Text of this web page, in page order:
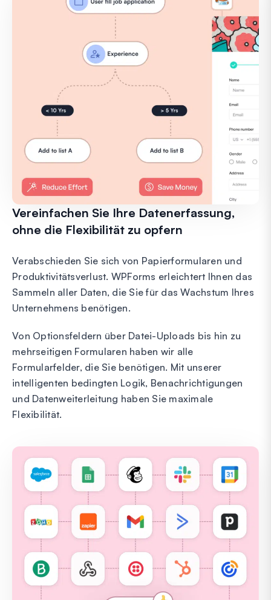
Vereinfachen Sie Ihre Datenerfassung,
ohne die Flexibilität zu opfern
Verabschieden Sie sich von Papierformularen und
Produktivitätsverlust. WPForms erleichtert Ihnen das
Sammeln aller Daten, die Sie für das Wachstum Ihres
Unternehmens benötigen.
Von Optionsfeldern über Datei-Uploads bis hin zu
mehrseitigen Formularen haben wir alle
Formularfelder, die Sie benötigen. Mit unserer
intelligenten bedingten Logik, Benachrichtigungen
und Datenweiterleitung haben Sie maximale
Flexibilität.